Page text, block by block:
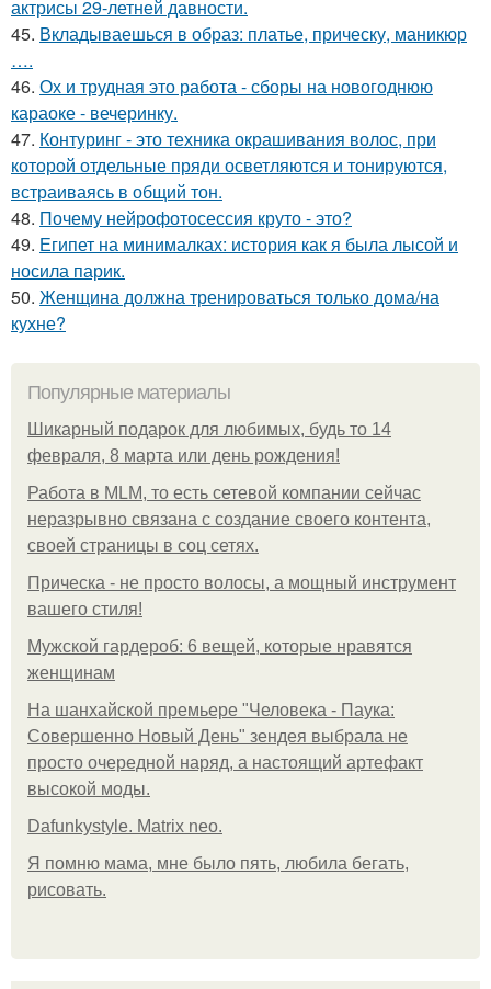
актрисы 29-летней давности.
45. Вкладываешься в образ: платье, прическу, маникюр
….
46. Ох и трудная это работа - сборы на новогоднюю
караоке - вечеринку.
47. Контуринг - это техника окрашивания волос, при
которой отдельные пряди осветляются и тонируются,
встраиваясь в общий тон.
48. Почему нейрофотосессия круто - это?
49. Египет на минималках: история как я была лысой и
носила парик.
50. Женщина должна тренироваться только дома/на
кухне?
Популярные материалы
Шикарный подарок для любимых, будь то 14
февраля, 8 марта или день рождения!
Работа в MLM, то есть сетевой компании сейчас
неразрывно связана с создание своего контента,
своей страницы в соц сетях.
Прическа - не просто волосы, а мощный инструмент
вашего стиля!
Мужской гардероб: 6 вещей, которые нравятся
женщинам
На шанхайской премьере "Человека - Паука:
Совершенно Новый День" зендея выбрала не
просто очередной наряд, а настоящий артефакт
высокой моды.
Dafunkystyle. Matrix neo.
Я помню мама, мне было пять, любила бегать,
рисовать.